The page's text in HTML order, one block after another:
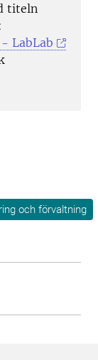
titeln
LabLab
och förvaltning